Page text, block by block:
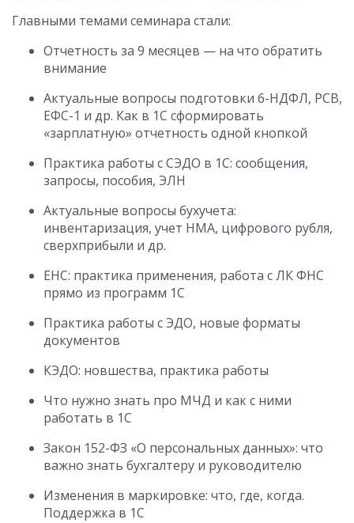
Главными темами семинара стали:
Отчетность за 9 месяцев — на что обратить
внимание
Актуальные вопросы подготовки 6-НДФЛ, РСВ,
ЕФС-1 и др. Как в 1С сформировать
«зарплатную» отчетность одной кнопкой
Практика работы с СЭДО в 1С: сообщения,
запросы, пособия, ЭЛН
Актуальные вопросы бухучета:
инвентаризация, учет НМА, цифрового рубля,
сверхприбыли и др.
ЕНС: практика применения, работа с ЛК ФНС
прямо из программ 1С
Практика работы с ЭДО, новые форматы
документов
КЭДО: новшества, практика работы
Что нужно знать про МЧД и как с ними
работать в 1С
Закон 152-ФЗ «О персональных данных»: что
важно знать бухгалтеру и руководителю
Изменения в маркировке: что, где, когда.
Поддержка в 1С